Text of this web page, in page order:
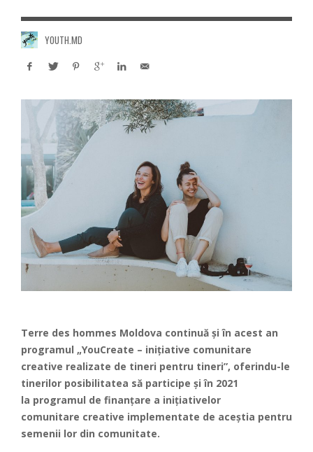
YOUTH.MD
Terre des hommes Moldova continuă și în acest an
programul „YouCreate – inițiative comunitare
creative realizate de tineri pentru tineri”, oferindu-le
tinerilor posibilitatea să participe și în 2021
la programul de finanțare a inițiativelor
comunitare creative implementate de aceștia pentru
semenii lor din comunitate.